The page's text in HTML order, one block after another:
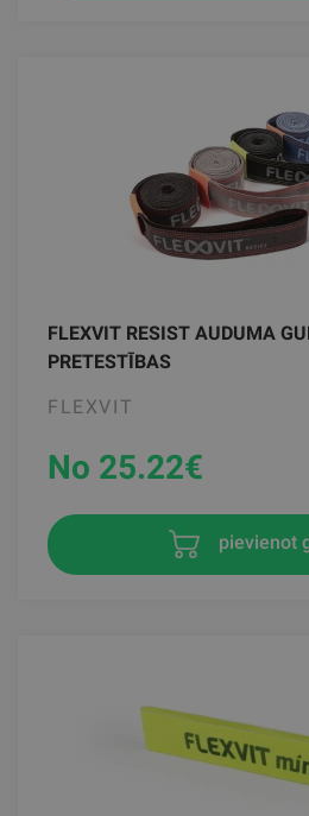
FLEXVIT RESIST AUDUMA
PRETESTĪBAS
FLEXVIT
No 25.22€
pievienot